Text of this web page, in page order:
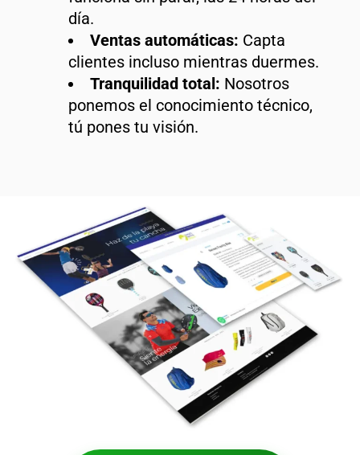
día.
Ventas automáticas: Capta
clientes incluso mientras duermes.
Tranquilidad total: Nosotros
ponemos el conocimiento técnico,
tú pones tu visión.